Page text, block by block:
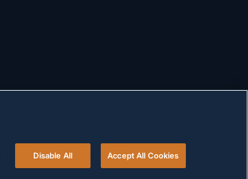
© 2026 Versigent. All rights reserved
Disable All Accept All Cookies